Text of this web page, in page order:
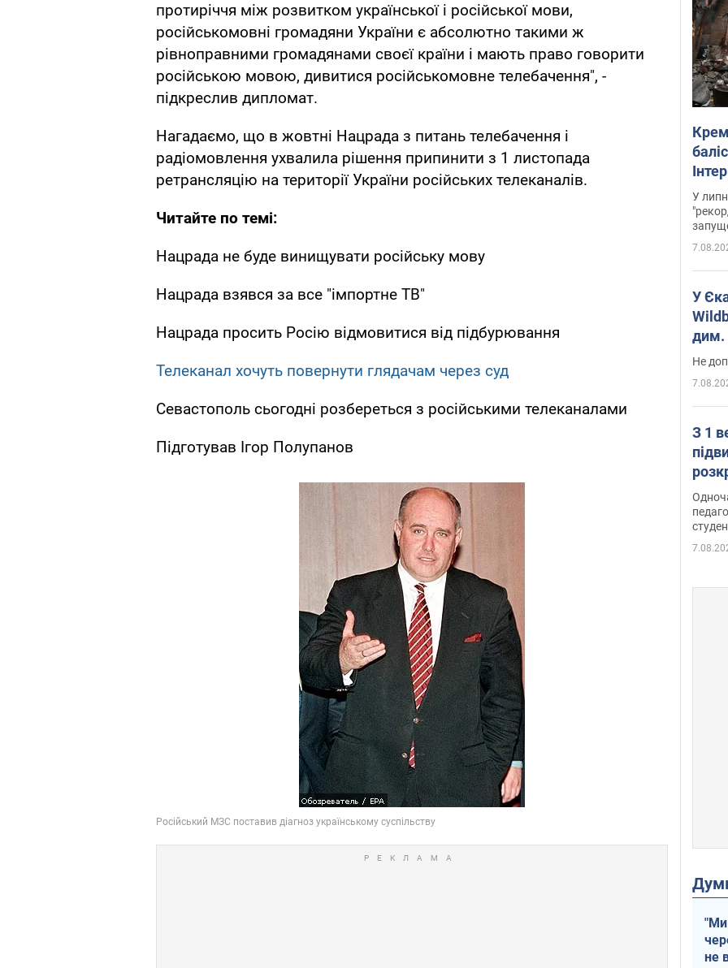
протиріччя між розвитком української і російської мови,
російськомовні громадяни України є абсолютно такими ж
рівноправними громадянами своєї країни і мають право говорити
російською мовою, дивитися російськомовне телебачення", -
підкреслив дипломат.
Нагадаємо, що в жовтні Нацрада з питань телебачення і
радіомовлення ухвалила рішення припинити з 1 листопада
ретрансляцію на території України російських телеканалів.
Читайте по темі:
Нацрада не буде винищувати російську мову
Нацрада взявся за все "імпортне ТВ"
Нацрада просить Росію відмовитися від підбурювання
Телеканал хочуть повернути глядачам через суд
Севастополь сьогодні розбереться з російськими телеканалами
Підготував Ігор Полупанов
У
У
дим.
Не
З 1
"Ми
не